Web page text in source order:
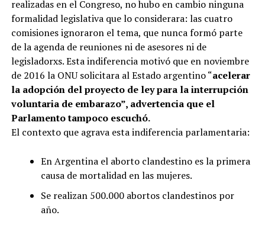
realizadas en el Congreso, no hubo en cambio ninguna
formalidad legislativa que lo considerara: las cuatro
comisiones ignoraron el tema, que nunca formó parte
de la agenda de reuniones ni de asesores ni de
legisladorxs. Esta indiferencia motivó que en noviembre
de 2016 la ONU solicitara al Estado argentino “acelerar
la adopción del proyecto de ley para la interrupción
voluntaria de embarazo”, advertencia que el
Parlamento tampoco escuchó.
El contexto que agrava esta indiferencia parlamentaria:
En Argentina el aborto clandestino es la primera
causa de mortalidad en las mujeres.
Se realizan 500.000 abortos clandestinos por
año.